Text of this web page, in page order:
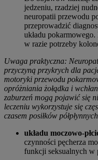
jedzeniu, rzadziej
neuropatii przewodu
przeprowadzić
układu
w razie potrzeby
Uwaga praktyczna:
przyczyną przykrych dla
motoryki przewodu
opróżniania żołądka i
zaburzeń mogą pojawić się
leczeniu wykorzystuje się
czasem posiłków
układu moczowo-
czynności pęcherza
funkcji seksualnych w